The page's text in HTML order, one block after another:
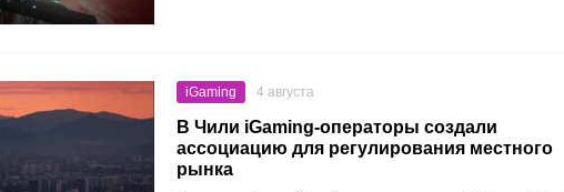
iGaming 4 августа
В Чили iGaming-операторы создали
ассоциацию для регулирования местного
рынка